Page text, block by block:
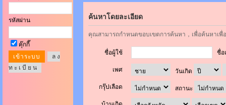
รหัสผ่าน
คุ๊กกี๊
ล ง
ท ะ เ บี ย น
ค้นหาโดยละเอียด
คุณสามารถกำหนดขอบเขตการค้นหา，เพื่อค้นหาเ
ชื่อผู้ใช้ ชื่อ
เพศ วันเกิด
กรุ๊ปเลือด สถานะ